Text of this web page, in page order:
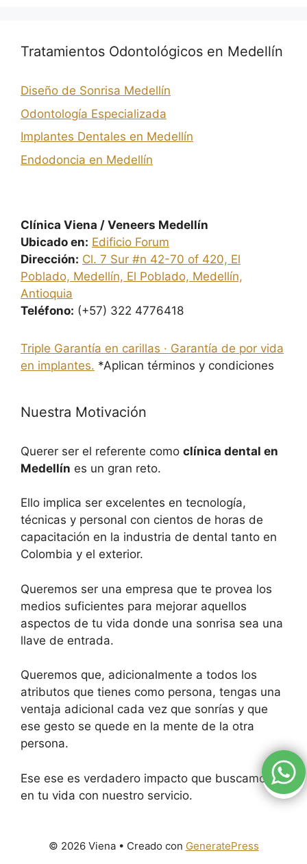
Tratamientos Odontológicos en Medellín
Diseño de Sonrisa Medellín
Odontología Especializada
Implantes Dentales en Medellín
Endodoncia en Medellín
Clínica Viena / Veneers Medellín
Ubicado en: Edificio Forum
Dirección: Cl. 7 Sur #n 42-70 of 420, El
Poblado, Medellín, El Poblado, Medellín,
Antioquia
Teléfono: (+57) 322 4776418
Triple Garantía en carillas · Garantía de por vida
en implantes. *Aplican términos y condiciones
Nuestra Motivación
Querer ser el referente como clínica dental en
Medellín es un gran reto.
Ello implica ser excelentes en tecnología,
técnicas y personal con cientos de horas de
capacitación en la industria de dental tanto en
Colombia y el exterior.
Queremos ser una empresa que te provea los
medios suficientes para mejorar aquellos
aspectos de tu vida donde una sonrisa sea una
llave de entrada.
Queremos que, adicionalmente a todos los
atributos que tienes como persona, tengas una
ventaja adicional cada vez que sonrías y que
ese gesto se quede en la mente de la otra
persona.
Ese ese es verdadero impacto que buscamos
en tu vida con nuestro servicio.
© 2026 Viena• Creado con GeneratePress